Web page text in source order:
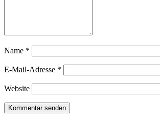
Name *
E-Mail-Adresse *
Website